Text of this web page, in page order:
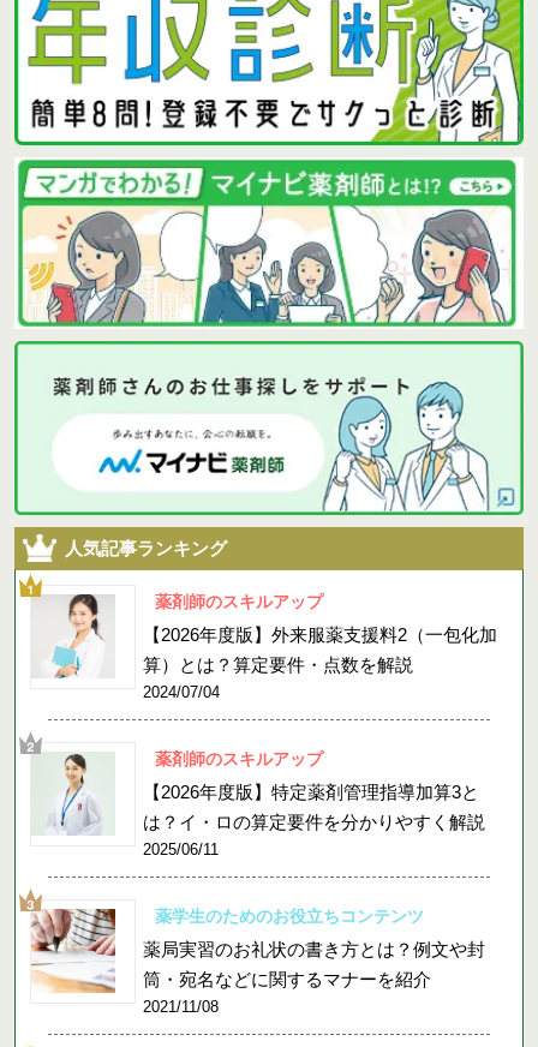
人気記事ランキング
薬剤師のスキルアップ
【2026年度版】外来服薬支援料2（一包化加
算）とは？算定要件・点数を解説
2024/07/04
薬剤師のスキルアップ
【2026年度版】特定薬剤管理指導加算3と
は？イ・ロの算定要件を分かりやすく解説
2025/06/11
薬学生のためのお役立ちコンテンツ
薬局実習のお礼状の書き方とは？例文や封
筒・宛名などに関するマナーを紹介
2021/11/08